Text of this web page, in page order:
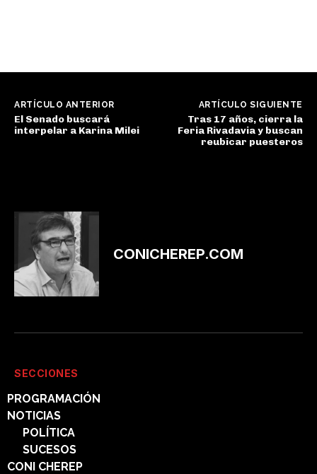
ARTÍCULO ANTERIOR
El Senado buscará
interpelar a Karina Milei
ARTÍCULO SIGUIENTE
Tras 17 años, cierra la
Feria Rivadavia y buscan
reubicar puesteros
CONICHEREP.COM
SECCIONES
PROGRAMACIÓN
NOTICIAS
POLÍTICA
SUCESOS
CONI CHEREP